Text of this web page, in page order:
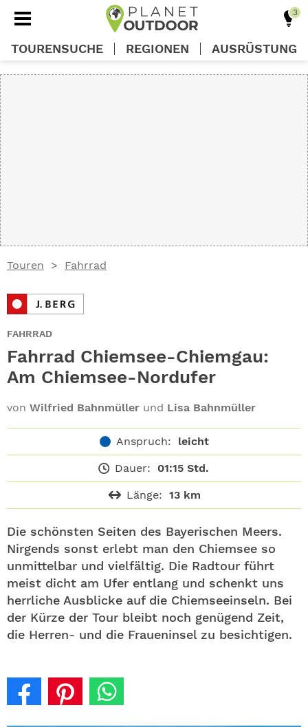
Touren Fahrrad
FAHRRAD
Fahrrad Chiemsee-Chiemgau:
Am Chiemsee-Nordufer
von Wilfried Bahnmüller und Lisa Bahnmüller
Anspruch: leicht
Dauer: 01:15 Std.
Länge: 13 km
Die schönsten Seiten des Bayerischen Meers.
Nirgends sonst erlebt man den Chiemsee so
unmittelbar und vielfältig. Die Radtour führt
meist dicht am Ufer entlang und schenkt uns
herrliche Ausblicke auf die Chiemseeinseln. Bei
der Kürze der Tour bleibt noch genügend Zeit,
die Herren- und die Fraueninsel zu besichtigen.
TOURENSUCHE REGIONEN AUSRÜSTUNG
ABO
GEWINNEN
NEWSLETTER
SHOP